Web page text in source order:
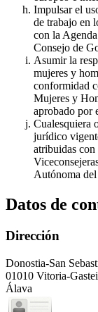
Impulsar el
de trabajo en
con la
Consejo de
Asumir la
mujeres y
conformidad
Mujeres y
aprobado por
Cualesquiera
jurídico
atribuidas con
Autónoma del
Datos de
Dirección
Donostia-San
01010 Vitoria-
Álava